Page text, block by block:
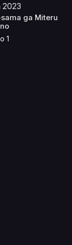
2023
ga Miteru
1